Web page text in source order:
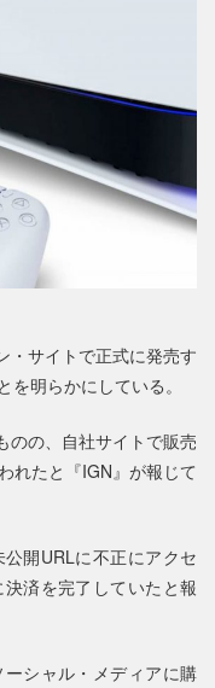
・サイトで正式に発売す
明らかにしている。
のの、自社サイトで販売
れたと『IGN』が報じて
開URLに不正にアクセ
済を完了していたと報
シャル・メディアに購